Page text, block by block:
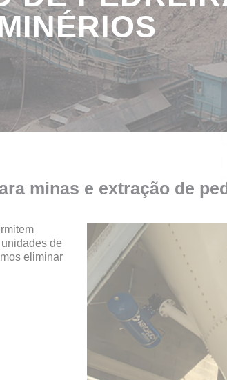
minas e extração de
de
eliminar